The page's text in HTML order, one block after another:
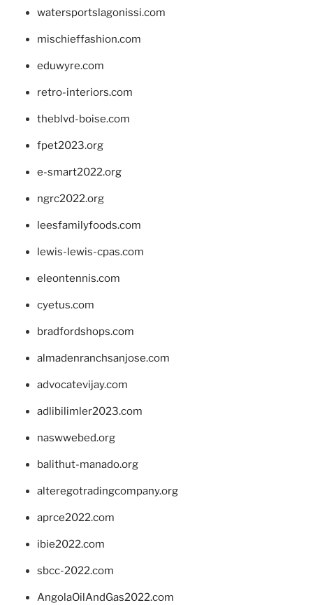
watersportslagonissi.com
mischieffashion.com
eduwyre.com
retro-interiors.com
theblvd-boise.com
fpet2023.org
e-smart2022.org
ngrc2022.org
leesfamilyfoods.com
lewis-lewis-cpas.com
eleontennis.com
cyetus.com
bradfordshops.com
almadenranchsanjose.com
advocatevijay.com
adlibilimler2023.com
naswwebed.org
balithut-manado.org
alteregotradingcompany.org
aprce2022.com
ibie2022.com
sbcc-2022.com
AngolaOilAndGas2022.com